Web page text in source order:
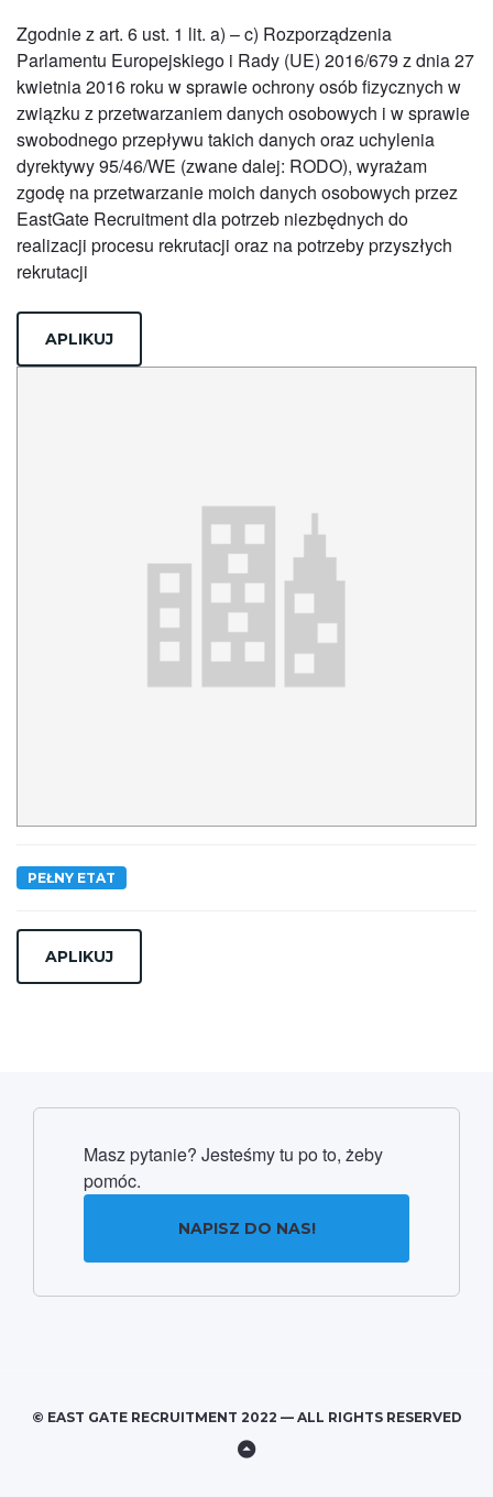
Zgodnie z art. 6 ust. 1 lit. a) – c) Rozporządzenia
Parlamentu Europejskiego i Rady (UE) 2016/679 z dnia 27
kwietnia 2016 roku w sprawie ochrony osób fizycznych w
związku z przetwarzaniem danych osobowych i w sprawie
swobodnego przepływu takich danych oraz uchylenia
dyrektywy 95/46/WE (zwane dalej: RODO), wyrażam
zgodę na przetwarzanie moich danych osobowych przez
EastGate Recruitment dla potrzeb niezbędnych do
realizacji procesu rekrutacji oraz na potrzeby przyszłych
rekrutacji
PEŁNY ETAT
Masz pytanie? Jesteśmy tu po to, żeby
pomóc.
NAPISZ DO NAS!
© EAST GATE RECRUITMENT 2022 — ALL RIGHTS RESERVED
Back